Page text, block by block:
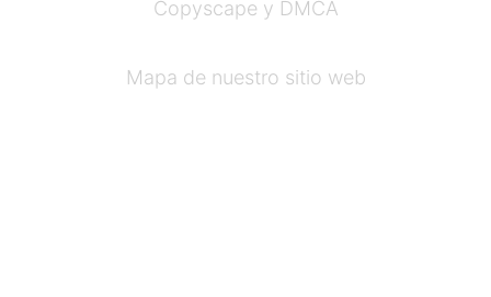
Copyscape y DMCA
Mapa de nuestro sitio web